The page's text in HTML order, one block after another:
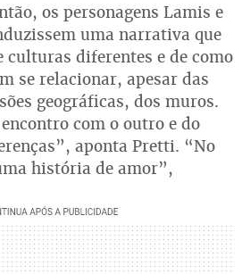
os personagens Lamis e
uma narrativa que
culturas diferentes e de como
se relacionar, apesar das
geográficas, dos muros.
com o outro e do
aponta Pretti. “No
história de amor”,